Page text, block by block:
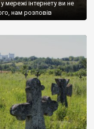
мережі інтернету ви не
нам розповів
вразив не лише